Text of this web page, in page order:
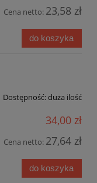
Cena netto: 23,58 zł
do koszyka
Dostępność:duża ilość
34,00 zł
Cena netto: 27,64 zł
do koszyka